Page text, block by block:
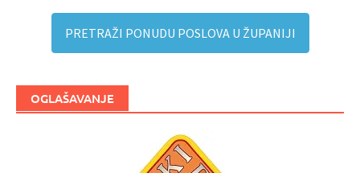
PRETRAŽI PONUDU POSLOVA U ŽUPANIJI
OGLAŠAVANJE